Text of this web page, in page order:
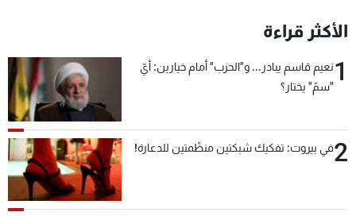
الأكثر قراءة
1نعيم قاسم يبادر... و"الحزب" أمام خيارين: أيّ
"سمّ" يختار؟
2في بيروت: تفكيك شبكتين منظّمتين للدعارة!